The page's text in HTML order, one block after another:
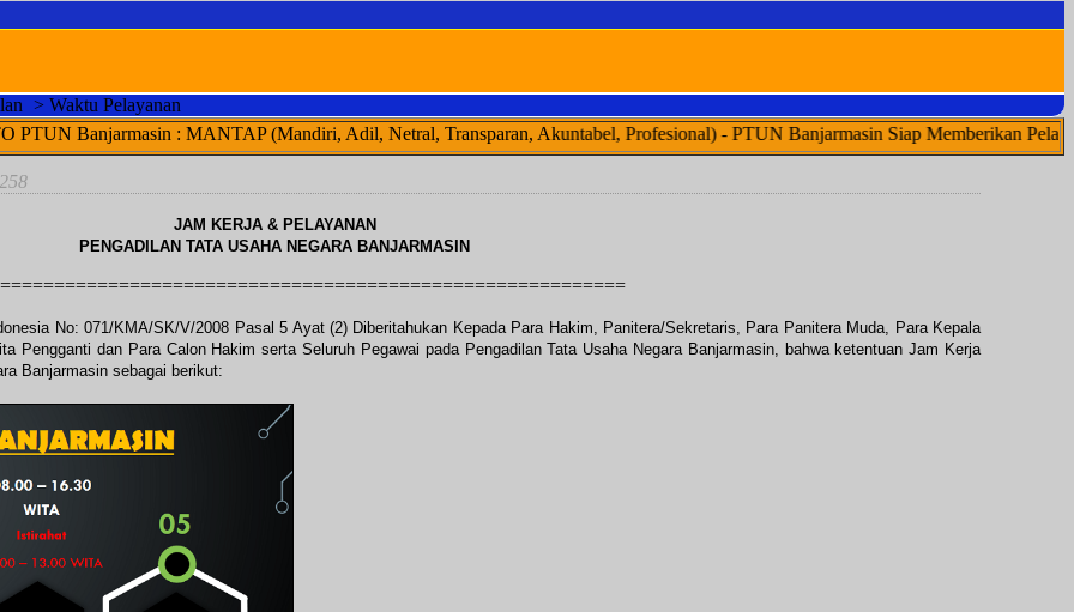
> Waktu Pelayanan
: MANTAP (Mandiri, Adil, Netral, Transparan, Akuntabel, Profesional) - PTUN Banjarmasin Siap Memberikan Pelayanan Yang
JAM KERJA & PELAYANAN
PENGADILAN TATA USAHA NEGARA BANJARMASIN
No: 071/KMA/SK/V/2008 Pasal 5 Ayat (2) Diberitahukan Kepada Para Hakim, Panitera/Sekretaris, Para Panitera Muda, Para Kepala
Pengganti dan Para Calon Hakim serta Seluruh Pegawai pada Pengadilan Tata Usaha Negara Banjarmasin, bahwa ketentuan Jam Kerja
Banjarmasin sebagai berikut: